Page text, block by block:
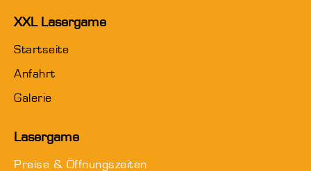
XXL Lasergame
Startseite
Anfahrt
Galerie
Lasergame
Preise & Öffnungszeiten